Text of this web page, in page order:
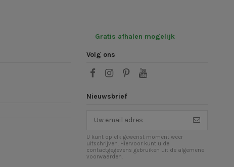
Gratis afhalen mogelijk
Volg ons
Nieuwsbrief
U kunt op elk gewenst moment weer
uitschrijven. Hiervoor kunt u de
contactgegevens gebruiken uit de algemene
voorwaarden.